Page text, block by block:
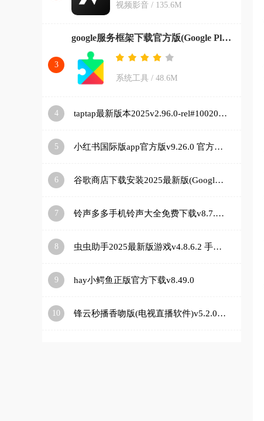
视频影音 / 135.6M
3
google服务框架下载官方版(Google Play 服务)v26.11.33 (080306-887465546) (040400-812940054) 安卓版
系统工具 / 48.6M
4 taptap最新版本2025v2.96.0-rel#100200-mkt#100300-rel#100000-rel#100100-mkt#100100-rel#100200-mkt#100100 手机版
5 小红书国际版app官方版v9.26.0 官方正版
6 谷歌商店下载安装2025最新版(Google Play 商店)v48.9.30-23 [0] [PR] 834517506 安卓版
7 铃声多多手机铃声大全免费下载v8.7.85.0 安卓版
8 虫虫助手2025最新版游戏v4.8.6.2 手机版
9 hay小鳄鱼正版官方下载v8.49.0
10 锋云秒播香吻版(电视直播软件)v5.2.0 安卓版